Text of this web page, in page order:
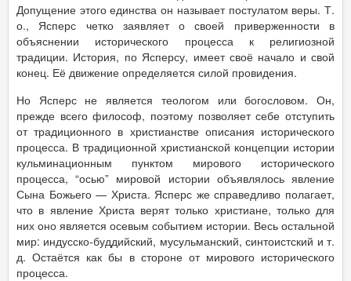
Допущение этого единства он называет постулатом веры. Т.
о., Ясперс четко заявляет о своей приверженности в
объяснении исторического процесса к религиозной
традиции. История, по Ясперсу, имеет своё начало и свой
конец. Её движение определяется силой провидения.
Но Ясперс не является теологом или богословом. Он,
прежде всего философ, поэтому позволяет себе отступить
от традиционного в христианстве описания исторического
процесса. В традиционной христианской концепции истории
кульминационным пунктом мирового исторического
процесса, “осью” мировой истории объявлялось явление
Сына Божьего — Христа. Ясперс же справедливо полагает,
что в явление Христа верят только христиане, только для
них оно является осевым событием истории. Весь остальной
мир: индусско-буддийский, мусульманский, синтоистский и т.
д. Остаётся как бы в стороне от мирового исторического
процесса.